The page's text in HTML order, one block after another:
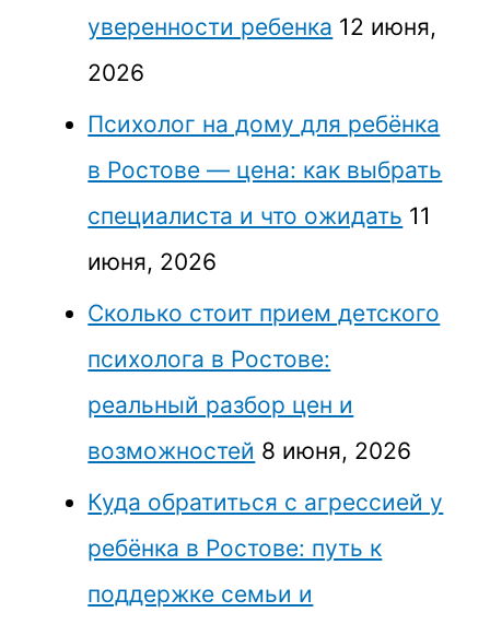
уверенности ребенка 12 июня,
2026
Психолог на дому для ребёнка
в Ростове — цена: как выбрать
специалиста и что ожидать 11
июня, 2026
Сколько стоит прием детского
психолога в Ростове:
реальный разбор цен и
возможностей 8 июня, 2026
Куда обратиться с агрессией у
ребёнка в Ростове: путь к
поддержке семьи и